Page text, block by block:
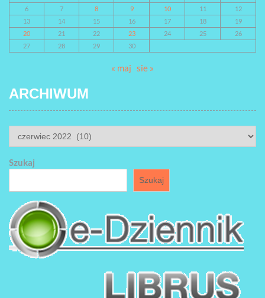
6
7 8 9 10 11
12
13
14 15 16 17 18
19
20
21 22 23 24 25
26
27
28 29 30
« maj sie »
ARCHIWUM
ARCHIWUM
Szukaj
Szukaj